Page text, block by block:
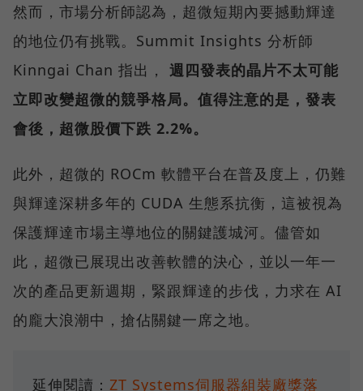
然而，市場分析師認為，超微短期內要撼動輝達
的地位仍有挑戰。Summit Insights 分析師
Kinngai Chan 指出， 週四發表的晶片不太可能
立即改變超微的競爭格局。值得注意的是，發表
會後，超微股價下跌 2.2%。
此外，超微的 ROCm 軟體平台在普及度上，仍難
與輝達深耕多年的 CUDA 生態系抗衡，這被視為
保護輝達市場主導地位的關鍵護城河。儘管如
此，超微已展現出改善軟體的決心，並以一年一
次的產品更新週期，緊跟輝達的步伐，力求在 AI
的龐大浪潮中，搶佔關鍵一席之地。
延伸閱讀： ZT Systems伺服器組裝廠獎落